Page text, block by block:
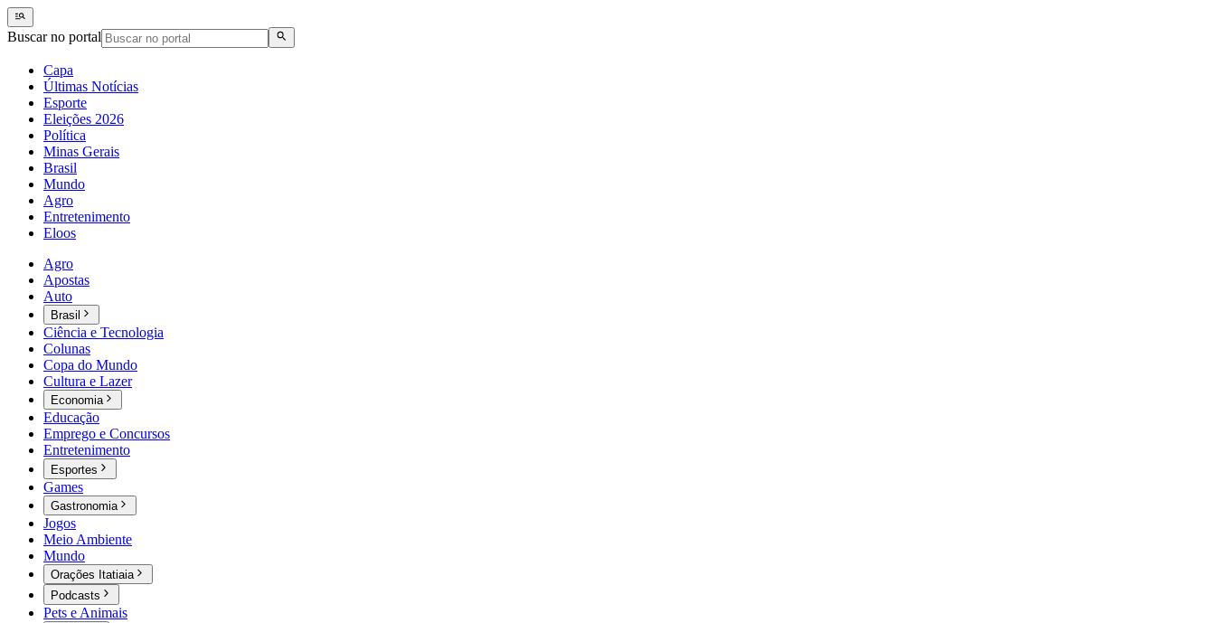
Buscar no portal
Capa
Últimas Notícias
Esporte
Eleições 2026
Política
Minas Gerais
Brasil
Mundo
Agro
Entretenimento
Eloos
Agro
Apostas
Auto
Brasil
Ciência e Tecnologia
Colunas
Copa do Mundo
Cultura e Lazer
Economia
Educação
Emprego e Concursos
Entretenimento
Esportes
Games
Gastronomia
Jogos
Meio Ambiente
Mundo
Orações Itatiaia
Podcasts
Pets e Animais